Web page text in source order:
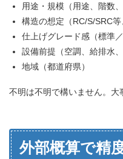
用途・規模（用途、階数、
構造の想定（RC/S/SRC等
仕上げグレード感（標準
設備前提（空調、給排水
地域（都道府県）
不明は不明で構いません。大
外部概算で精